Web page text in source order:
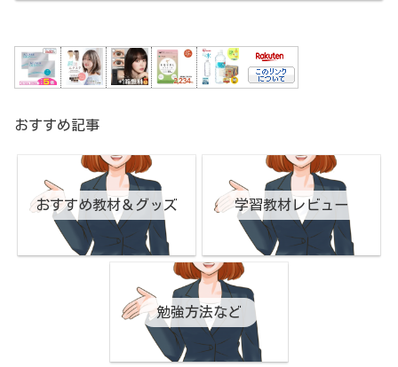
おすすめ記事
おすすめ教材＆グッズ 学習教材レビュー
勉強方法など